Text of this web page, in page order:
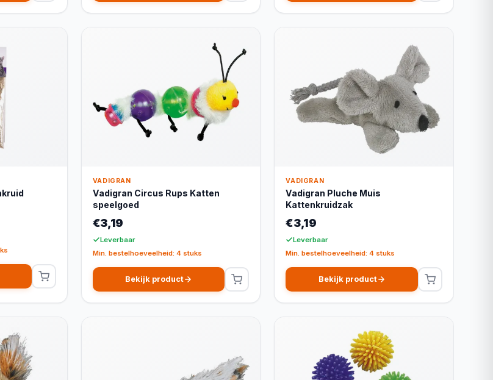
VADIGRAN
Vadigran Circus Rups Katten
speelgoed
€3,19
Leverbaar
Min. bestelhoeveelheid: 4 stuks
Bekijk product
VADIGRAN
Vadigran Pluche Muis
Kattenkruidzak
€3,19
Leverbaar
Min. bestelhoeveelheid: 4 stuks
Bekijk product